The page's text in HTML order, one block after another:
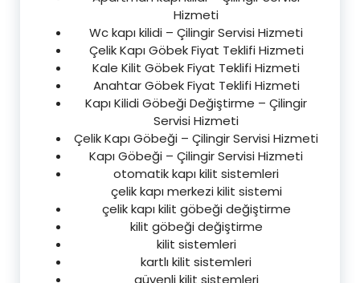
Hizmeti
Wc kapı kilidi – Çilingir Servisi Hizmeti
Çelik Kapı Göbek Fiyat Teklifi Hizmeti
Kale Kilit Göbek Fiyat Teklifi Hizmeti
Anahtar Göbek Fiyat Teklifi Hizmeti
Kapı Kilidi Göbeği Değiştirme – Çilingir
Servisi Hizmeti
Çelik Kapı Göbeği – Çilingir Servisi Hizmeti
Kapı Göbeği – Çilingir Servisi Hizmeti
otomatik kapı kilit sistemleri
çelik kapı merkezi kilit sistemi
çelik kapı kilit göbeği değiştirme
kilit göbeği değiştirme
kilit sistemleri
kartlı kilit sistemleri